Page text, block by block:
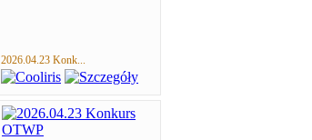
2026.04.23 Konk...